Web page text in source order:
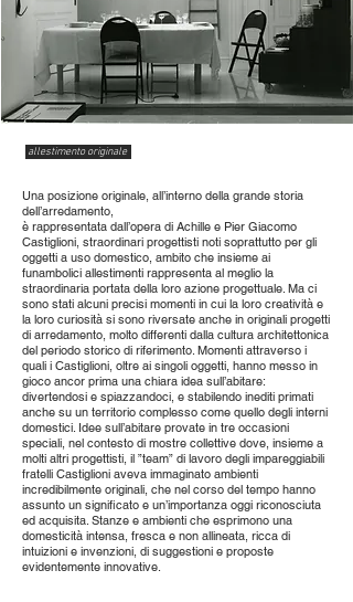
allestimento originale
Una posizione originale, all’interno della grande storia
dell’arredamento,
è rappresentata dall’opera di Achille e Pier Giacomo
Castiglioni, straordinari progettisti noti soprattutto per gli
oggetti a uso domestico, ambito che insieme ai
funambolici allestimenti rappresenta al meglio la
straordinaria portata della loro azione progettuale. Ma ci
sono stati alcuni precisi momenti in cui la loro creatività e
la loro curiosità si sono riversate anche in originali progetti
di arredamento, molto differenti dalla cultura architettonica
del periodo storico di riferimento. Momenti attraverso i
quali i Castiglioni, oltre ai singoli oggetti, hanno messo in
gioco ancor prima una chiara idea sull’abitare:
divertendosi e spiazzandoci, e stabilendo inediti primati
anche su un territorio complesso come quello degli interni
domestici. Idee sull’abitare provate in tre occasioni
speciali, nel contesto di mostre collettive dove, insieme a
molti altri progettisti, il ”team” di lavoro degli impareggiabili
fratelli Castiglioni aveva immaginato ambienti
incredibilmente originali, che nel corso del tempo hanno
assunto un significato e un’importanza oggi riconosciuta
ed acquisita. Stanze e ambienti che esprimono una
domesticità intensa, fresca e non allineata, ricca di
intuizioni e invenzioni, di suggestioni e proposte
evidentemente innovative.